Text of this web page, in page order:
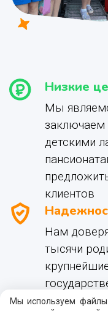
Низкие
Мы
детскими
клиентов
Нам
тысячи
учреждения
Мы используем файлы